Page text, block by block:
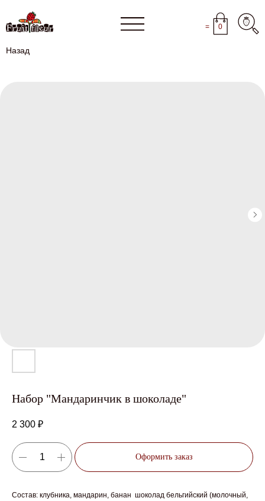
Назад
0
=
Набор "Мандаринчик в шоколаде"
2 300 ₽
Оформить заказ
Состав: клубника, мандарин, банан шоколад бельгийский (молочный,